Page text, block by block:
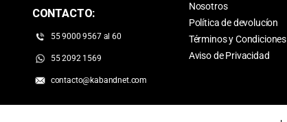
CONTACTO:
55 9000 9567 al 60
55 2092 1569
contacto@kabandnet.com
Nosotros
Política de devolucíon
Términos y Condiciones
Aviso de Privacidad